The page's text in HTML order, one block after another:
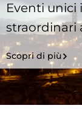
Eventi unici
straordinari
Scopri di più